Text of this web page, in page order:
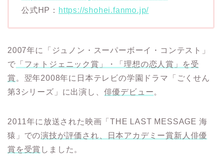
公式HP： https://shohei.fanmo.jp/
2007年に「ジュノン・スーパーボーイ・コンテスト」
で 「フォトジェニック賞」・「理想の恋人賞」を受
賞 。翌年2008年に日本テレビの学園ドラマ「ごくせん
第3シリーズ」に出演し、 俳優デビュー。
2011年に放送された映画「THE LAST MESSAGE 海
猿」での演技が評価され、日本アカデミー賞新人俳優
賞を受賞 しました。